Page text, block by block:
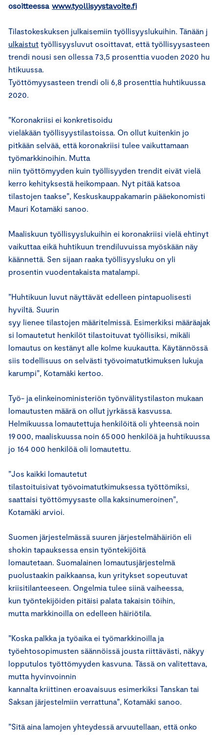
osoitteessa www.tyollisyystavoite.fi
Tilastokeskuksen julkaisemiin työllisyyslukuihin. Tänään j
ulkaistut työllisyysluvut osoittavat, että työllisyysasteen
trendi nousi sen ollessa 73,5 prosenttia vuoden 2020 hu
htikuussa.
Työttömyysasteen trendi oli 6,8 prosenttia huhtikuussa
2020.
”Koronakriisi ei konkretisoidu
vieläkään työllisyystilastoissa. On ollut kuitenkin jo
pitkään selvää, että koronakriisi tulee vaikuttamaan
työmarkkinoihin. Mutta
niin työttömyyden kuin työllisyyden trendit eivät vielä
kerro kehityksestä heikompaan. Nyt pitää katsoa
tilastojen taakse”, Keskuskauppakamarin pääekonomisti
Mauri Kotamäki sanoo.
Maaliskuun työllisyyslukuihin ei koronakriisi vielä ehtinyt
vaikuttaa eikä huhtikuun trendiluvuissa myöskään näy
käännettä. Sen sijaan raaka työllisyysluku on yli
prosentin vuodentakaista matalampi.
”Huhtikuun luvut näyttävät edelleen pintapuolisesti
hyviltä. Suurin
syy lienee tilastojen määritelmissä. Esimerkiksi määräajak
si lomautetut henkilöt tilastoituvat työllisiksi, mikäli
lomautus on kestänyt alle kolme kuukautta. Käytännössä
siis todellisuus on selvästi työvoimatutkimuksen lukuja
karumpi”, Kotamäki kertoo.
Työ- ja elinkeinoministeriön työnvälitystilaston mukaan
lomautusten määrä on ollut jyrkässä kasvussa.
Helmikuussa lomautettuja henkilöitä oli yhteensä noin
19 000, maaliskuussa noin 65 000 henkilöä ja huhtikuussa
jo 164 000 henkilöä oli lomautettu.
”Jos kaikki lomautetut
tilastoituisivat työvoimatutkimuksessa työttömiksi,
saattaisi työttömyysaste olla kaksinumeroinen”,
Kotamäki arvioi.
Suomen järjestelmässä suuren järjestelmähäiriön eli
shokin tapauksessa ensin työntekijöitä
lomautetaan. Suomalainen lomautusjärjestelmä
puolustaakin paikkaansa, kun yritykset sopeutuvat
kriisitilanteeseen. Ongelmia tulee siinä vaiheessa,
kun työntekijöiden pitäisi palata takaisin töihin,
mutta markkinoilla on edelleen häiriötila.
”Koska palkka ja työaika ei työmarkkinoilla ja
työehtosopimusten säännöissä jousta riittävästi, näkyy
lopputulos työttömyyden kasvuna. Tässä on valitettava,
mutta hyvinvoinnin
kannalta kriittinen eroavaisuus esimerkiksi Tanskan tai
Saksan järjestelmiin verrattuna”, Kotamäki sanoo.
”Sitä aina lamojen yhteydessä arvuutellaan, että onko